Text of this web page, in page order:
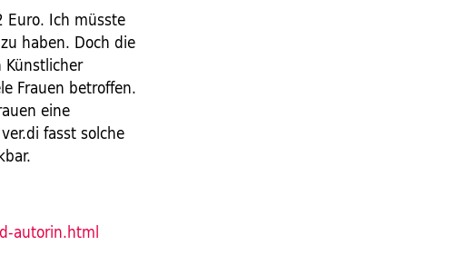
Euro. Ich müsste
haben. Doch die
Frauen betroffen.
eine
fasst solche
autorin.html